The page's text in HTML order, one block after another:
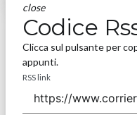
close
Codice
Clicca sul pulsante per
appunti.
RSS link